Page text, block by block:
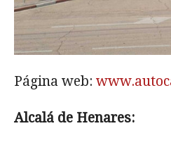
Página web:
Alcalá de Henares: